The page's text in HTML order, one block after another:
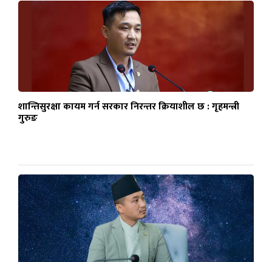
शान्तिसुरक्षा कायम गर्न सरकार निरन्तर क्रियाशील छ : गृहमन्त्री
गुरुङ